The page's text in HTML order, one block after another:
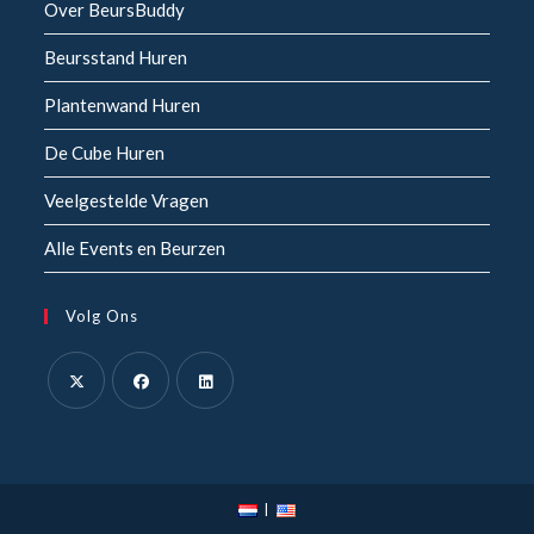
Over BeursBuddy
Beursstand Huren
Plantenwand Huren
De Cube Huren
Veelgestelde Vragen
Alle Events en Beurzen
Volg Ons